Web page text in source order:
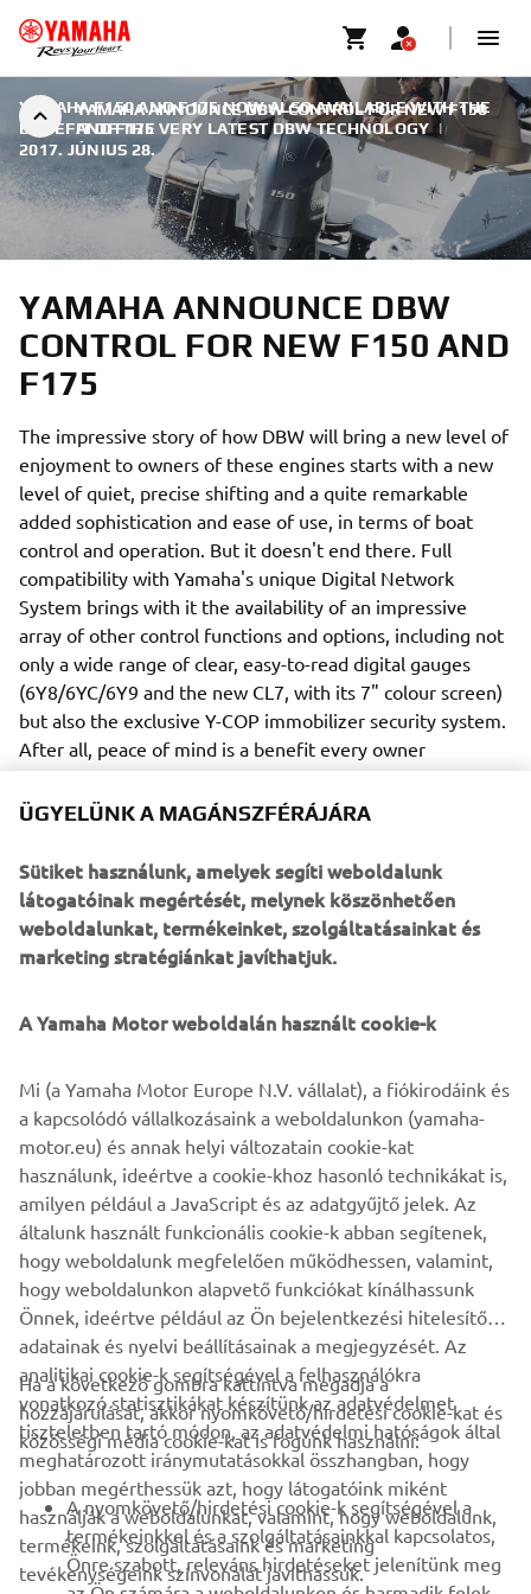
YAMAHA ANNOUNCE DBW CONTROL FOR NEW F150
AND F175
YAMAHA F150 AND F175 NOW ALSO AVAILABLE WITH THE
BENEFIT OF THE VERY LATEST DBW TECHNOLOGY |
2017. JÚNIUS 28.
YAMAHA ANNOUNCE DBW
CONTROL FOR NEW F150 AND
F175
The impressive story of how DBW will bring a new level of
enjoyment to owners of these engines starts with a new
level of quiet, precise shifting and a quite remarkable
added sophistication and ease of use, in terms of boat
control and operation. But it doesn't end there. Full
compatibility with Yamaha's unique Digital Network
System brings with it the availability of an impressive
array of other control functions and options, including not
only a wide range of clear, easy-to-read digital gauges
(6Y8/6YC/6Y9 and the new CL7, with its 7" colour screen)
but also the exclusive Y-COP immobilizer security system.
After all, peace of mind is a benefit every owner
appreciates.
Yet another attractive advantage of the Digital Network
System is the availability of VTS (Variable Trolling Speed).
controlled in simple-to-set 50 rpm steps from 650 to 900 -
within the speed limit in waterways or marinas.
And there's more. Convenience and ease of rigging are
significant advantages of the digital system and the new
models also feature a powerful 50A alternator to deliver
plenty of power in reserve, to satisfy the demands of
today's on-board electronics.
VÁLLALATI
B2B
TÖBB YAMAHA
ÜGYELÜNK A MAGÁNSZFÉRÁJÁRA
Sütiket használunk, amelyek segíti weboldalunk
látogatóinak megértését, melynek köszönhetően
weboldalunkat, termékeinket, szolgáltatásainkat és
marketing stratégiánkat javíthatjuk.
A Yamaha Motor weboldalán használt cookie-k
Mi (a Yamaha Motor Europe N.V. vállalat), a fiókirodáink és
a kapcsolódó vállalkozásaink a weboldalunkon (yamaha-
motor.eu) és annak helyi változatain cookie-kat
használunk, ideértve a cookie-khoz hasonló technikákat is,
amilyen például a JavaScript és az adatgyűjtő jelek. Az
általunk használt funkcionális cookie-k abban segítenek,
hogy weboldalunk megfelelően működhessen, valamint,
hogy weboldalunkon alapvető funkciókat kínálhassunk
Önnek, ideértve például az Ön bejelentkezési hitelesítő
adatainak és nyelvi beállításainak a megjegyzését. Az
analitikai cookie-k segítségével a felhasználókra
vonatkozó statisztikákat készítünk az adatvédelmet
tiszteletben tartó módon, az adatvédelmi hatóságok által
meghatározott iránymutatásokkal összhangban, hogy
jobban megérthessük azt, hogy látogatóink miként
használják a weboldalunkat, valamint, hogy weboldalunk,
termékeink, szolgáltatásaink és marketing
tevékenységeink színvonalát javíthassuk.
Ha a következő gombra kattintva megadja a
hozzájárulását, akkor nyomkövető/hirdetési cookie-kat és
közösségi média cookie-kat is fogunk használni:
A nyomkövető/hirdetési cookie-k segítségével a
termékeinkkel és a szolgáltatásainkkal kapcsolatos,
Önre szabott, releváns hirdetéseket jelenítünk meg